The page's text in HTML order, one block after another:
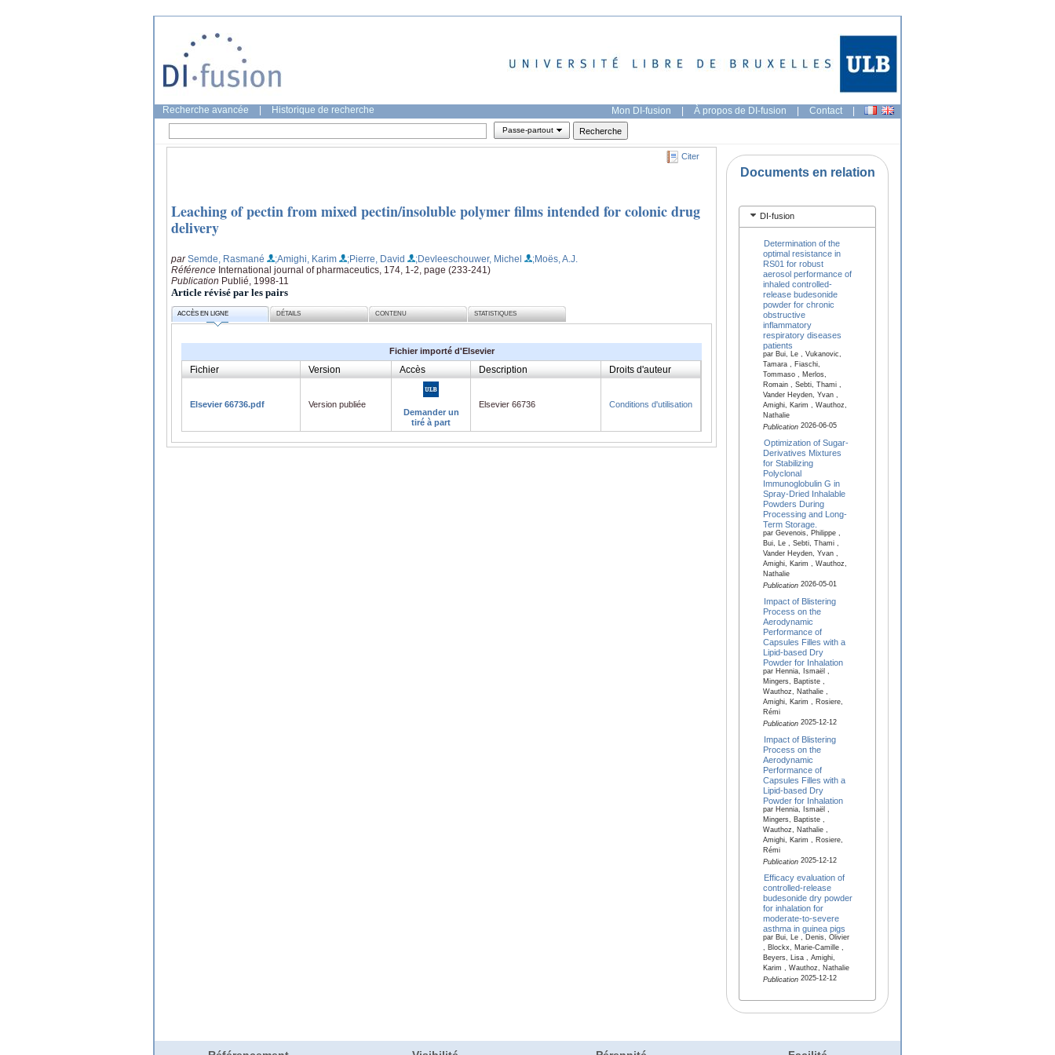
Recherche avancée Historique de recherche Mon DI-fusion | À propos de DI-fusion | Contact |
Passe-partout
Citer
Leaching of pectin from mixed pectin/insoluble polymer films intended for colonic drug
delivery
parSemde, Rasmané ;Amighi, Karim ;Pierre, David ;Devleeschouwer, Michel
;Moës, A.J.
Référence International journal of pharmaceutics, 174, 1-2, page (233-241)
Publication Publié, 1998-11
Article révisé par les pairs
ACCÈS EN LIGNE DÉTAILS CONTENU STATISTIQUES
Fichier importé d'Elsevier
Fichier Version Accès Description Droits d'auteur
Elsevier 66736.pdf
Version publiée
Demander un
tiré à part
Elsevier 66736 Conditions d'utilisation
Documents en relation
DI-fusion
Determination of the
optimal resistance in
RS01 for robust
aerosol performance of
inhaled controlled-
release budesonide
powder for chronic
obstructive
inflammatory
respiratory diseases
patients
par Bui, Le , Vukanovic,
Tamara , Fiaschi,
Tommaso , Merlos,
Romain , Sebti, Thami ,
Vander Heyden, Yvan ,
Amighi, Karim , Wauthoz,
Nathalie
Publication2026-06-05
Optimization of Sugar-
Derivatives Mixtures
for Stabilizing
Polyclonal
Immunoglobulin G in
Spray-Dried Inhalable
Powders During
Processing and Long-
Term Storage.
par Gevenois, Philippe ,
Bui, Le , Sebti, Thami ,
Vander Heyden, Yvan ,
Amighi, Karim , Wauthoz,
Nathalie
Publication2026-05-01
Impact of Blistering
Process on the
Aerodynamic
Performance of
Capsules Filles with a
Lipid-based Dry
Powder for Inhalation
par Hennia, Ismaël ,
Mingers, Baptiste ,
Wauthoz, Nathalie ,
Amighi, Karim , Rosiere,
Rémi
Publication2025-12-12
Impact of Blistering
Process on the
Aerodynamic
Performance of
Capsules Filles with a
Lipid-based Dry
Powder for Inhalation
par Hennia, Ismaël ,
Mingers, Baptiste ,
Wauthoz, Nathalie ,
Amighi, Karim , Rosiere,
Rémi
Publication2025-12-12
Efficacy evaluation of
controlled-release
budesonide dry powder
for inhalation for
moderate-to-severe
asthma in guinea pigs
par Bui, Le , Denis, Olivier
, Blockx, Marie-Camille ,
Beyers, Lisa , Amighi,
Karim , Wauthoz, Nathalie
Publication2025-12-12